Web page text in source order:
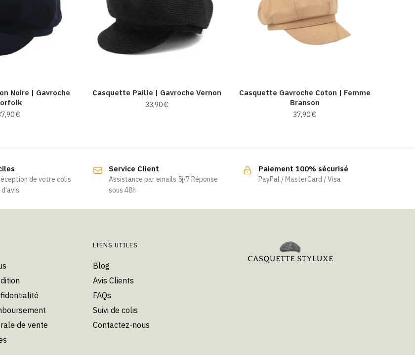
Noire | Gavroche
€
Casquette Paille | Gavroche Vernon
33,90€
Casquette Gavroche Coton | Femme
Branson
37,90€
de votre colis
Service Client
Assistance par emails 5j/7 Réponse
sous 48h
Paiement 100% sécurisé
PayPal / MasterCard / Visa
de vente
LIENS UTILES
Blog
Avis Clients
FAQs
Suivi de colis
Contactez-nous